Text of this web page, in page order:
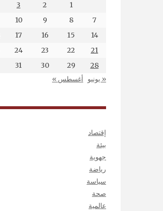
1
2
3
7
8
9
10
14
15
16
17
21
22
23
24
28
29
30
31
« يونيو
أغسطس »
إقتصاد
بيئة
جهوية
رياضة
سياسة
صحة
عالمية